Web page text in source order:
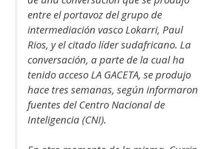
entre el portavoz del grupo de
intermediación vasco Lokarri, Paul
Rios, y el citado líder sudafricano. La
conversación, a parte de la cual ha
tenido acceso LA GACETA, se produjo
hace tres semanas, según informaron
fuentes del Centro Nacional de
Inteligencia (CNI).